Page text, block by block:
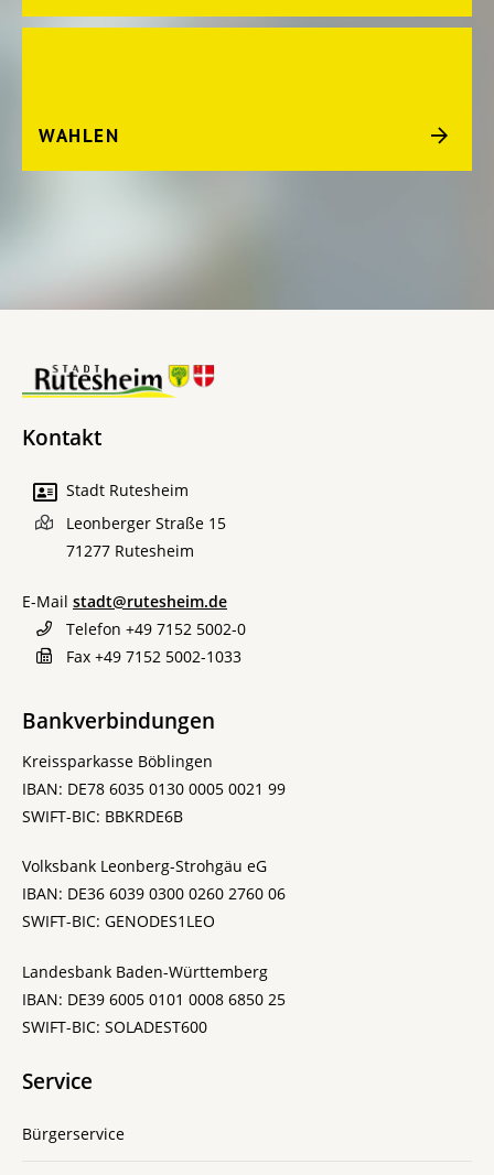
WAHLEN
Kontakt
Stadt Rutesheim
Leonberger Straße 15
71277 Rutesheim
E-Mail stadt@rutesheim.de
Telefon +49 7152 5002-0
Fax +49 7152 5002-1033
Bankverbindungen
Kreissparkasse Böblingen
IBAN: DE78 6035 0130 0005 0021 99
SWIFT-BIC: BBKRDE6B
Volksbank Leonberg-Strohgäu eG
IBAN: DE36 6039 0300 0260 2760 06
SWIFT-BIC: GENODES1LEO
Landesbank Baden-Württemberg
IBAN: DE39 6005 0101 0008 6850 25
SWIFT-BIC: SOLADEST600
Service
Bürgerservice